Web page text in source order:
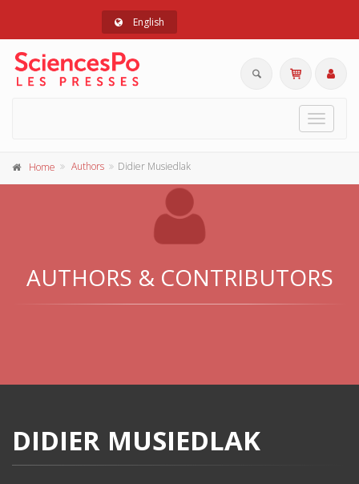
English
Toggle
Home Authors Didier Musiedlak
AUTHORS & CONTRIBUTORS
DIDIER MUSIEDLAK